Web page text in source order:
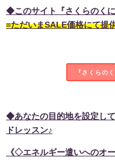
◆このサイト『さくらのく
=ただいまSALE価格にて提
『さくらの
◆あなたの目的地を設定し
ドレッスン♪
《◇エネルギー遣いへの